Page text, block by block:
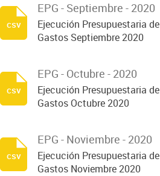
EPG - Septiembre - 2020
Ejecución Presupuestaria de
Gastos Septiembre 2020
csv
EPG - Octubre - 2020
Ejecución Presupuestaria de
Gastos Octubre 2020
csv
EPG - Noviembre - 2020
Ejecución Presupuestaria de
Gastos Noviembre 2020
csv